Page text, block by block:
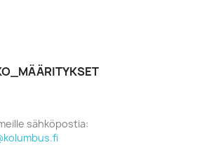
sähköpostia: